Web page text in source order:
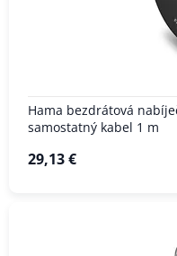
Hama bezdrátová
samostatný kabel 1 m
29,13 €